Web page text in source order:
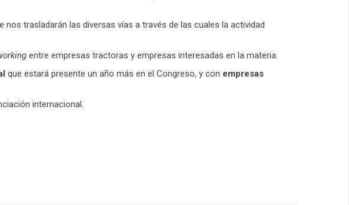
trasladarán las diversas vías a través de las cuales la actividad
entre empresas tractoras y empresas interesadas en la materia.
que estará presente un año más en el Congreso, y con empresas
internacional.